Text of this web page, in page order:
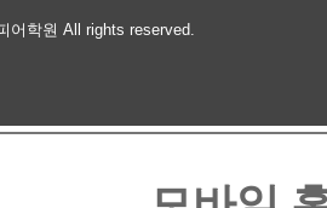
어학원 All rights reserved.